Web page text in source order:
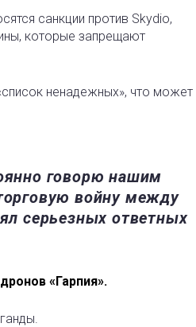
санкции против Skydio,
которые запрещают
ненадежных», что может
говорю нашим
войну между
серьезных ответных
«Гарпия».